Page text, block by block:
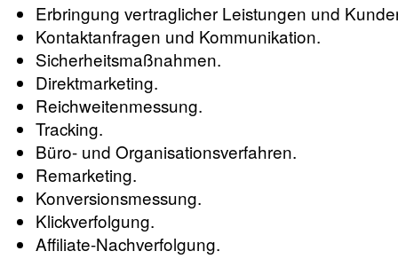
Erbringung vertraglicher Leistungen und
Kontaktanfragen und Kommunikation.
Sicherheitsmaßnahmen.
Direktmarketing.
Reichweitenmessung.
Tracking.
Büro- und Organisationsverfahren.
Remarketing.
Konversionsmessung.
Klickverfolgung.
Affiliate-Nachverfolgung.